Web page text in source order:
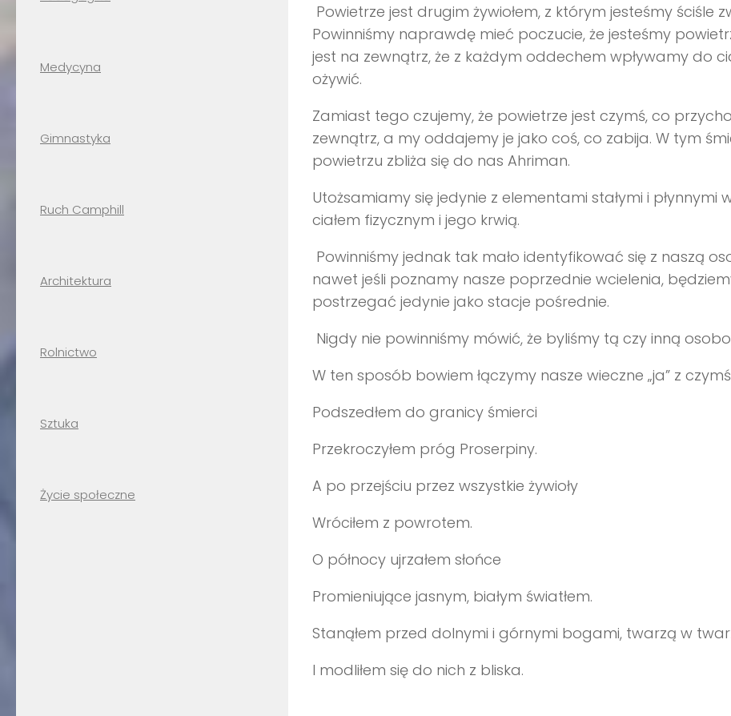
Powietrze jest drugim żywiołem, z którym jesteśmy ściśle
Powinniśmy naprawdę mieć poczucie, że jesteśmy
jest na zewnątrz, że z każdym oddechem wpływamy do
ożywić.
Zamiast tego czujemy, że powietrze jest czymś, co
zewnątrz, a my oddajemy je jako coś, co zabija. W tym
powietrzu zbliża się do nas Ahriman.
Utożsamiamy się jedynie z elementami stałymi i płynnymi
ciałem fizycznym i jego krwią.
Powinniśmy jednak tak mało identyfikować się z naszą
nawet jeśli poznamy nasze poprzednie wcielenia,
postrzegać jedynie jako stacje pośrednie.
Nigdy nie powinniśmy mówić, że byliśmy tą czy inną
W ten sposób bowiem łączymy nasze wieczne „ja” z
Podszedłem do granicy śmierci
Przekroczyłem próg Proserpiny.
A po przejściu przez wszystkie żywioły
Wróciłem z powrotem.
O północy ujrzałem słońce
Promieniujące jasnym, białym światłem.
Stanąłem przed dolnymi i górnymi bogami, twarzą w
I modliłem się do nich z bliska.
Medycyna
Gimnastyka
Ruch Camphill
Architektura
Rolnictwo
Sztuka
Życie społeczne